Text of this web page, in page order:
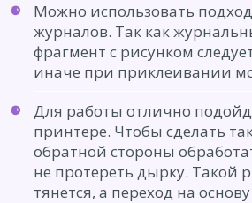
Можно использовать
журналов. Так как
фрагмент с рисунком
иначе при приклеивании
Для работы отлично
принтере. Чтобы сделать
обратной стороны
не протереть дырку. Такой
тянется, а переход на